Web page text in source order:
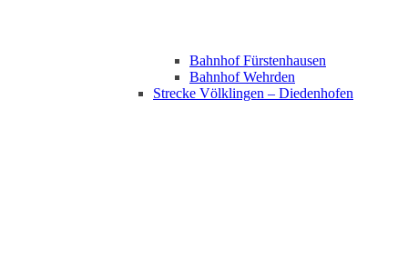
Bahnhof Fürstenhausen
Bahnhof Wehrden
Strecke Völklingen – Diedenhofen